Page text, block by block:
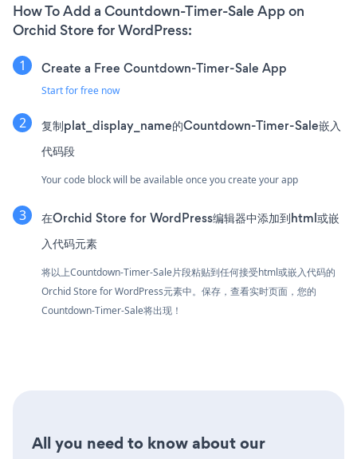
How To Add a Countdown-Timer-Sale App on
Orchid Store for WordPress:
Create a Free Countdown-Timer-Sale App
Start for free now
复制plat_display_name的Countdown-Timer-Sale嵌入
代码段
Your code block will be available once you create your app
在Orchid Store for WordPress编辑器中添加到html或嵌
入代码元素
将以上Countdown-Timer-Sale片段粘贴到任何接受html或嵌入代码的
Orchid Store for WordPress元素中。保存，查看实时页面，您的
Countdown-Timer-Sale将出现！
All you need to know about our